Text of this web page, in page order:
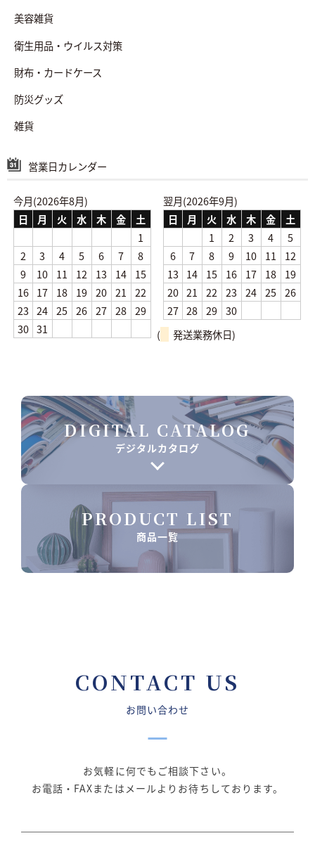
美容雑貨
衛生用品・ウイルス対策
財布・カードケース
防災グッズ
雑貨
営業日カレンダー
今月(2026年8月)
日
月 火 水 木 金
土
1
2
3 4 5 6 7
8
9
10 11 12 13 14
15
16 17 18 19 20 21
22
23 24 25 26 27 28 29
30 31
翌月(2026年9月)
日
月 火 水 木 金
土
1
2 3 4
5
6
7 8 9 10 11
12
13
14 15 16 17 18
19
20 21 22 23 24 25 26
27 28 29 30
(
発送業務休日)
DIGITAL CATALOG
デジタルカタログ
PRODUCT LIST
商品一覧
CONTACT US
お問い合わせ
お気軽に何でもご相談下さい。
お電話・FAXまたはメールよりお待ちしております。